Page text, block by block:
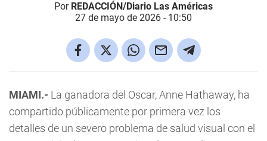
Por REDACCIÓN/Diario Las Américas
27 de mayo de 2026 - 10:50
MIAMI.- La ganadora del Oscar, Anne Hathaway, ha
compartido públicamente por primera vez los
detalles de un severo problema de salud visual con el